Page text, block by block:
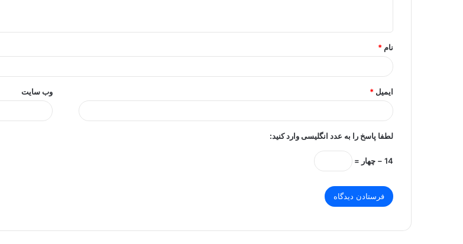
*
نام *
ایمیل * وب‌ سایت
لطفا پاسخ را به عدد انگلیسی وارد کنید:
14 − چهار =